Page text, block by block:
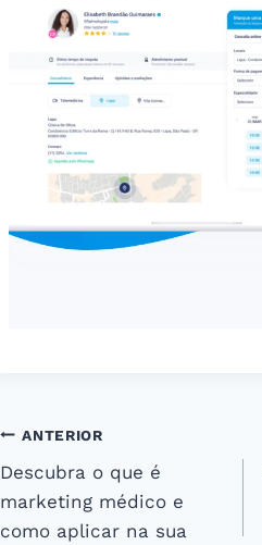
Navegação
de
Post
ANTERIOR
Descubra o que é
marketing médico e
como aplicar na sua